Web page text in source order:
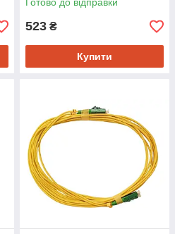
523 ₴
Купити